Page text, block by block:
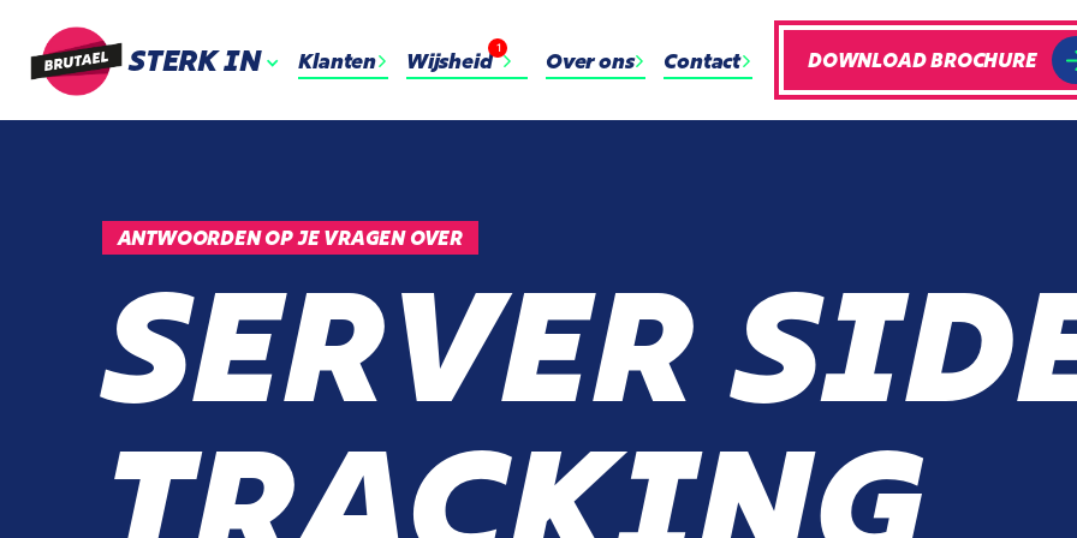
STERK IN Klanten Wijsheid
1
Over ons Contact DOWNLOAD BROCHURE
ANTWOORDEN OP JE VRAGEN OVER
SERVER